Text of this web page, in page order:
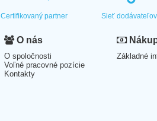
Certifikovaný partner Sieť dodávateľov
O nás
O spoločnosti
Voľné pracovné pozície
Kontakty
Základné